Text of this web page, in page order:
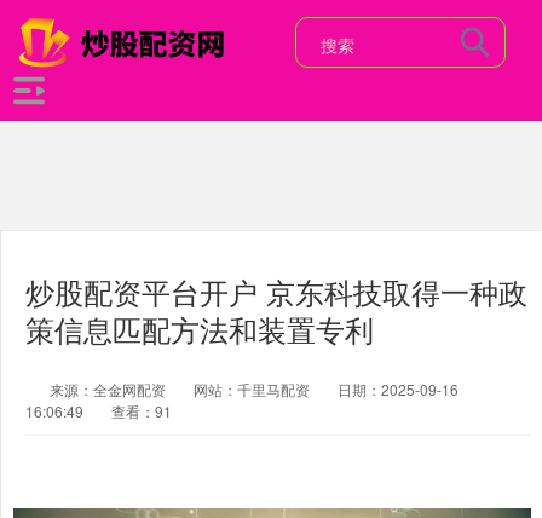
炒股配资平台开户 京东科技取得一种政
策信息匹配方法和装置专利
来源：全金网配资 网站：千里马配资
日期：2025-09-16
16:06:49
查看：91